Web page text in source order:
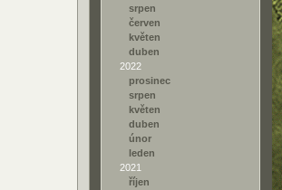
srpen
červen
květen
duben
2022
prosinec
srpen
květen
duben
únor
leden
2021
říjen